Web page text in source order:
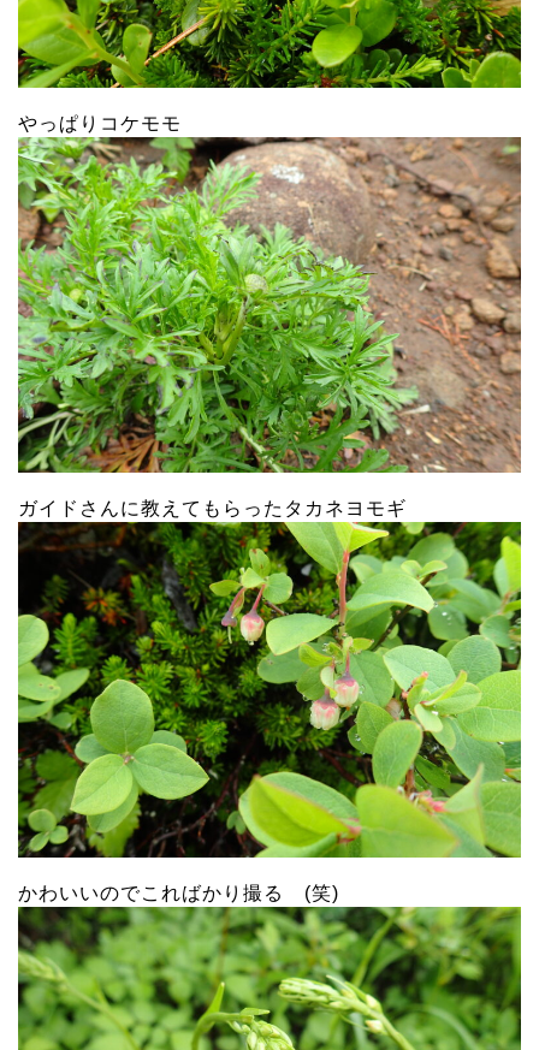
やっぱりコケモモ
ガイドさんに教えてもらったタカネヨモギ
かわいいのでこればかり撮る (笑)